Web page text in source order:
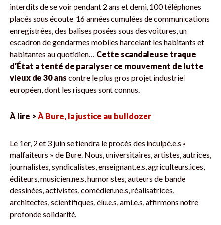
interdits de se voir pendant 2 ans et demi, 100 téléphones
placés sous écoute, 16 années cumulées de communications
enregistrées, des balises posées sous des voitures, un
escadron de gendarmes mobiles harcelant les habitants et
habitantes au quotidien… Cette scandaleuse traque
d’État a tenté de paralyser ce mouvement de lutte
vieux de 30 ans contre le plus gros projet industriel
européen, dont les risques sont connus.
À lire > À Bure, la justice au bulldozer
Le 1er, 2 et 3 juin se tiendra le procès des inculpé.e.s «
malfaiteurs » de Bure. Nous, universitaires, artistes, autrices,
journalistes, syndicalistes, enseignant.e.s, agriculteurs.ices,
éditeurs, musicien.ne.s, humoristes, auteurs de bande
dessinées, activistes, comédien.ne.s, réalisatrices,
architectes, scientifiques, élu.e.s, ami.e.s, affirmons notre
profonde solidarité.